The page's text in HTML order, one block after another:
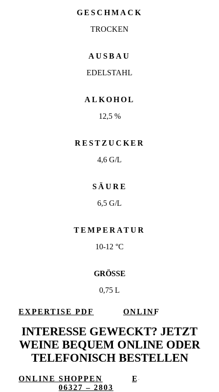
GESCHMACK
TROCKEN
AUSBAU
EDELSTAHL
ALKOHOL
12,5 %
RESTZUCKER
4,6 G/L
SÄURE
6,5 G/L
TEMPERATUR
10-12 °C
GRÖSSE
0,75 L
EXPERTISE PDF
ONLINE
INTERESSE GEWECKT? JETZT
WEINE BEQUEM ONLINE ODER
TELEFONISCH BESTELLEN
ONLINE SHOPPEN
E-
06327 – 2803